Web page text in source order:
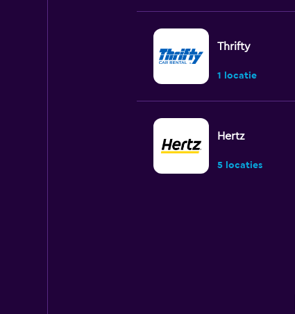
Thrifty
1 locatie
Hertz
5 locaties